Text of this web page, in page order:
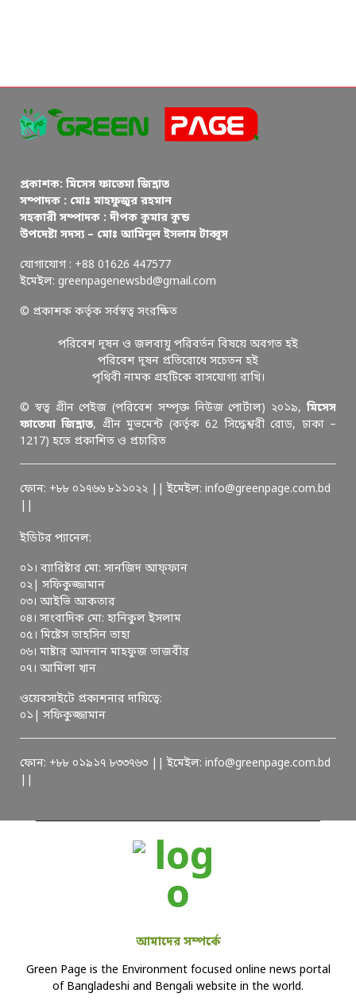
প্রকাশক: মিসেস ফাতেমা জিন্নাত
সম্পাদক : মোঃ মাহফুজুর রহমান
সহকারী সম্পাদক : দীপক কুমার কুন্ড
উপদেষ্টা সদস্য – মোঃ আমিনুল ইসলাম টাব্বুস
যোগাযোগ : +88 01626 447577
ইমেইল: greenpagenewsbd@gmail.com
© প্রকাশক কর্তৃক সর্বস্বত্ব সংরক্ষিত
পরিবেশ দূষন ও জলবায়ু পরিবর্তন বিষয়ে অবগত হই
পরিবেশ দূষন প্রতিরোধে সচেতন হই
পৃথিবী নামক গ্রহটিকে বাসযোগ্য রাখি।
© স্বত্ব গ্রীন পেইজ (পরিবেশ সম্পৃক্ত নিউজ পোর্টাল) ২০১৯, মিসেস
ফাতেমা জিন্নাত, গ্রীন মুভমেন্ট (কর্তৃক 62 সিদ্ধেশ্বরী রোড, ঢাকা –
1217) হতে প্রকাশিত ও প্রচারিত
ফোন: +৮৮ ০১৭৬৬ ৮১১০২২ || ইমেইল: info@greenpage.com.bd
ইডিটর প্যানেল:
০১। ব্যারিষ্টার মো: সানজিদ আফ্ফান
০২| সফিকুজ্জামান
০৩। আইভি আকতার
০৪। সাংবাদিক মো: হানিকুল ইসলাম
০৫। মিষ্টেস তাহসিন তাহা
০৬। মাষ্টার আদনান মাহফুজ তাজবীর
০৭। আমিলা খান
ওয়েবসাইটে প্রকাশনার দায়িত্বে:
০১| সফিকুজ্জামান
ফোন: +৮৮ ০১৯১৭ ৮৩৩৭৬৩ || ইমেইল: info@greenpage.com.bd
আমাদের সম্পর্কে
Green Page is the Environment focused online news portal
of Bangladeshi and Bengali website in the world.